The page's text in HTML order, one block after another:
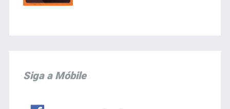
Siga a Móbile